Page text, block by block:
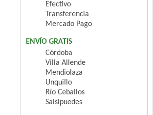
Efectivo
Transferencia
Mercado Pago
ENVÍO GRATIS
Córdoba
Villa Allende
Mendiolaza
Unquillo
Río Ceballos
Salsipuedes